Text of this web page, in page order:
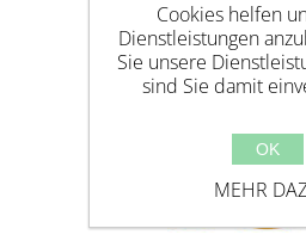
Cookies helfen
Dienstleistungen
Sie unsere
sind Sie damit
OK
MEHR